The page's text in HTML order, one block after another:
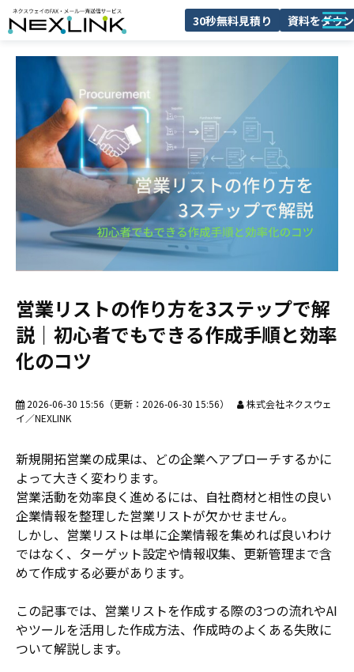
30秒無料見積り 資料をダウ
NEXLINKとは
FAXDMとは
導入事例
料金
ブログ
よくあるご質問
セミナー
営業リストの作り方を3ステップで解
説｜初心者でもできる作成手順と効率
化のコツ
2026-06-30 15:56 （更新： 2026-06-30 15:56）
株式会社ネクスウェ
イ／NEXLINK
新規開拓営業の成果は、どの企業へアプローチするかに
よって大きく変わります。
営業活動を効率良く進めるには、自社商材と相性の良い
企業情報を整理した営業リストが欠かせません。
しかし、営業リストは単に企業情報を集めれば良いわけ
ではなく、ターゲット設定や情報収集、更新管理まで含
めて作成する必要があります。
この記事では、営業リストを作成する際の3つの流れやAI
やツールを活用した作成方法、作成時のよくある失敗に
ついて解説します。